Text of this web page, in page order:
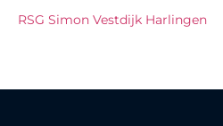
RSG Simon Vestdijk Harlingen